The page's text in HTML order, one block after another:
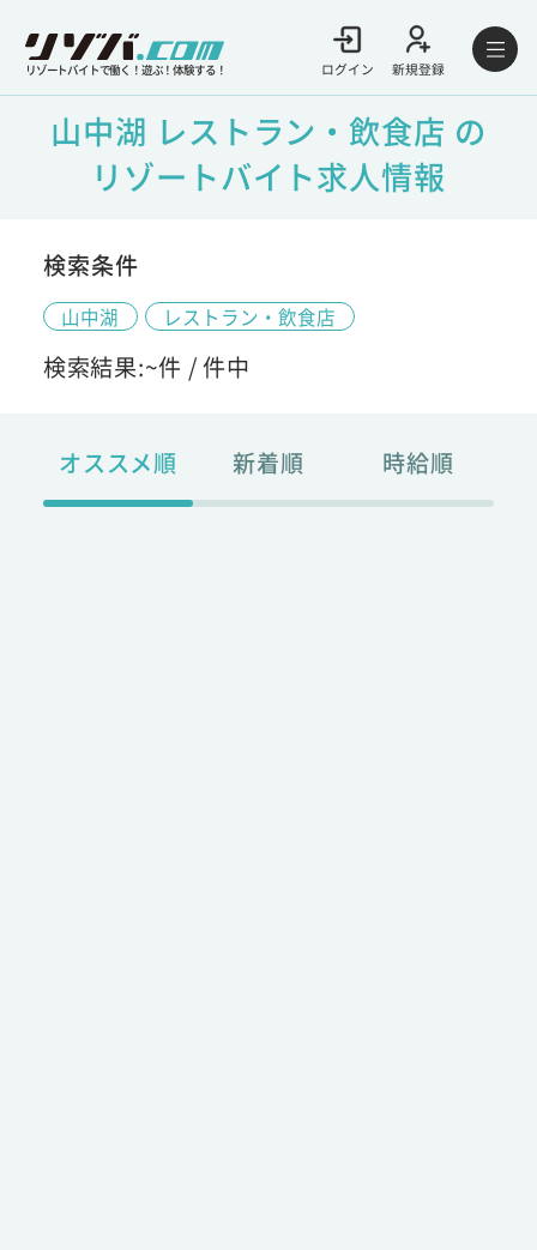
リゾートバイトで働く！遊ぶ！体験する！ ログイン 新規登録
山中湖 レストラン・飲食店 の
リゾートバイト求人情報
検索条件
山中湖 レストラン・飲食店
検索結果:~件 /件中
オススメ順 新着順 時給順